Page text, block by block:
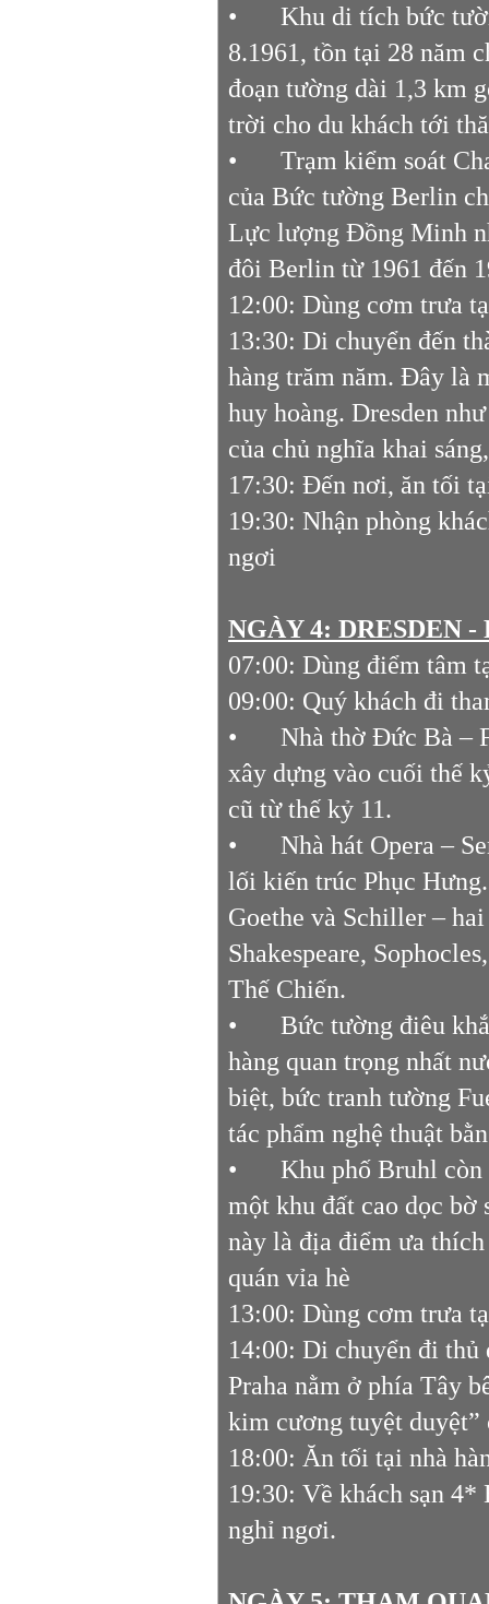
•
Khu di tích bức
8.1961, tồn tại 28 năm
đoạn tường dài 1,3 km
trời cho du khách tới
•
Trạm kiểm soát
của Bức tường Berlin
Lực lượng Đồng Minh
đôi Berlin từ 1961 đến
12:00: Dùng cơm trưa
13:30: Di chuyển đến
hàng trăm năm. Đây là
huy hoàng. Dresden
của chủ nghĩa khai
17:30: Đến nơi, ăn tối
19:30: Nhận phòng
ngơi
NGÀY 4: DRESDEN -
07:00: Dùng điểm tâm
09:00: Quý khách đi
•
Nhà thờ Đức Bà –
xây dựng vào cuối thế
cũ từ thế kỷ 11.
•
Nhà hát Opera –
lối kiến trúc Phục
Goethe và Schiller –
Shakespeare,
Thế Chiến.
•
Bức tường điêu
hàng quan trọng nhất
biệt, bức tranh tường
tác phẩm nghệ thuật
•
Khu phố Bruhl còn
một khu đất cao dọc
này là địa điểm ưa
quán vỉa hè
13:00: Dùng cơm trưa
14:00: Di chuyển đi thủ
Praha nằm ở phía Tây
kim cương tuyệt duyệt”
18:00: Ăn tối tại nhà
19:30: Về khách sạn
nghỉ ngơi.